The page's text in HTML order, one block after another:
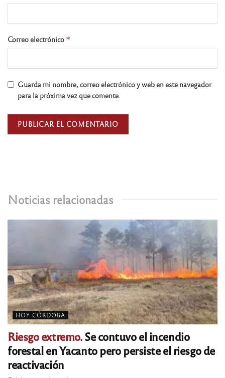
Noticias relacionadas
HOY CÓRDOBA
Riesgo extremo.Se contuvo el incendio
forestal en Yacanto pero persiste el riesgo de
reactivación
Correo electrónico *
Guarda mi nombre, correo electrónico y web en este navegador
para la próxima vez que comente.